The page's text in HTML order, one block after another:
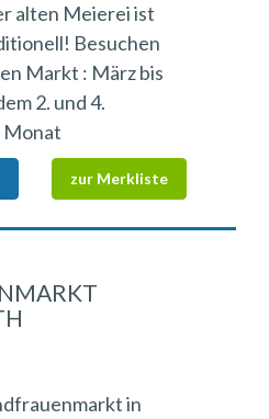
alten Meierei ist
Besuchen
Markt : März bis
2. und 4.
Monat
zur Merkliste
in